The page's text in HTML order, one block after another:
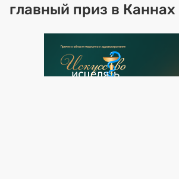
Здоровье
BORЩ
Искусство исцелять
главный приз в Каннах